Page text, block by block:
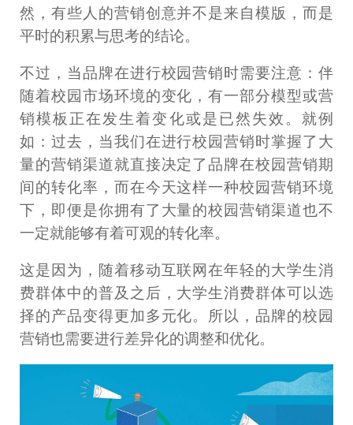
然，有些人的营销创意并不是来自模版，而是
平时的积累与思考的结论。
不过，当品牌在进行校园营销时需要注意：伴
随着校园市场环境的变化，有一部分模型或营
销模板正在发生着变化或是已然失效。就例
如：过去，当我们在进行校园营销时掌握了大
量的营销渠道就直接决定了品牌在校园营销期
间的转化率，而在今天这样一种校园营销环境
下，即便是你拥有了大量的校园营销渠道也不
一定就能够有着可观的转化率。
这是因为，随着移动互联网在年轻的大学生消
费群体中的普及之后，大学生消费群体可以选
择的产品变得更加多元化。所以，品牌的校园
营销也需要进行差异化的调整和优化。